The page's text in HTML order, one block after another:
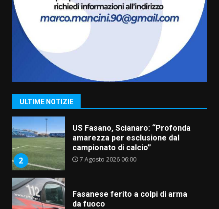
ULTIME NOTIZIE
La magia del Minareto e la prima
assoluta de “L’Albergo
Belvedere. Il rapimento”
6 Agosto 2026 06:15
1
“I Contestatori: Musica di
Rivoluzione”: nuovo
appuntamento con “Fasano in
2
US Fasano, Scianaro: “Profonda
amarezza per esclusione dal
campionato di calcio”
7 Agosto 2026 06:00
Fasanese ferito a colpi di arma
da fuoco